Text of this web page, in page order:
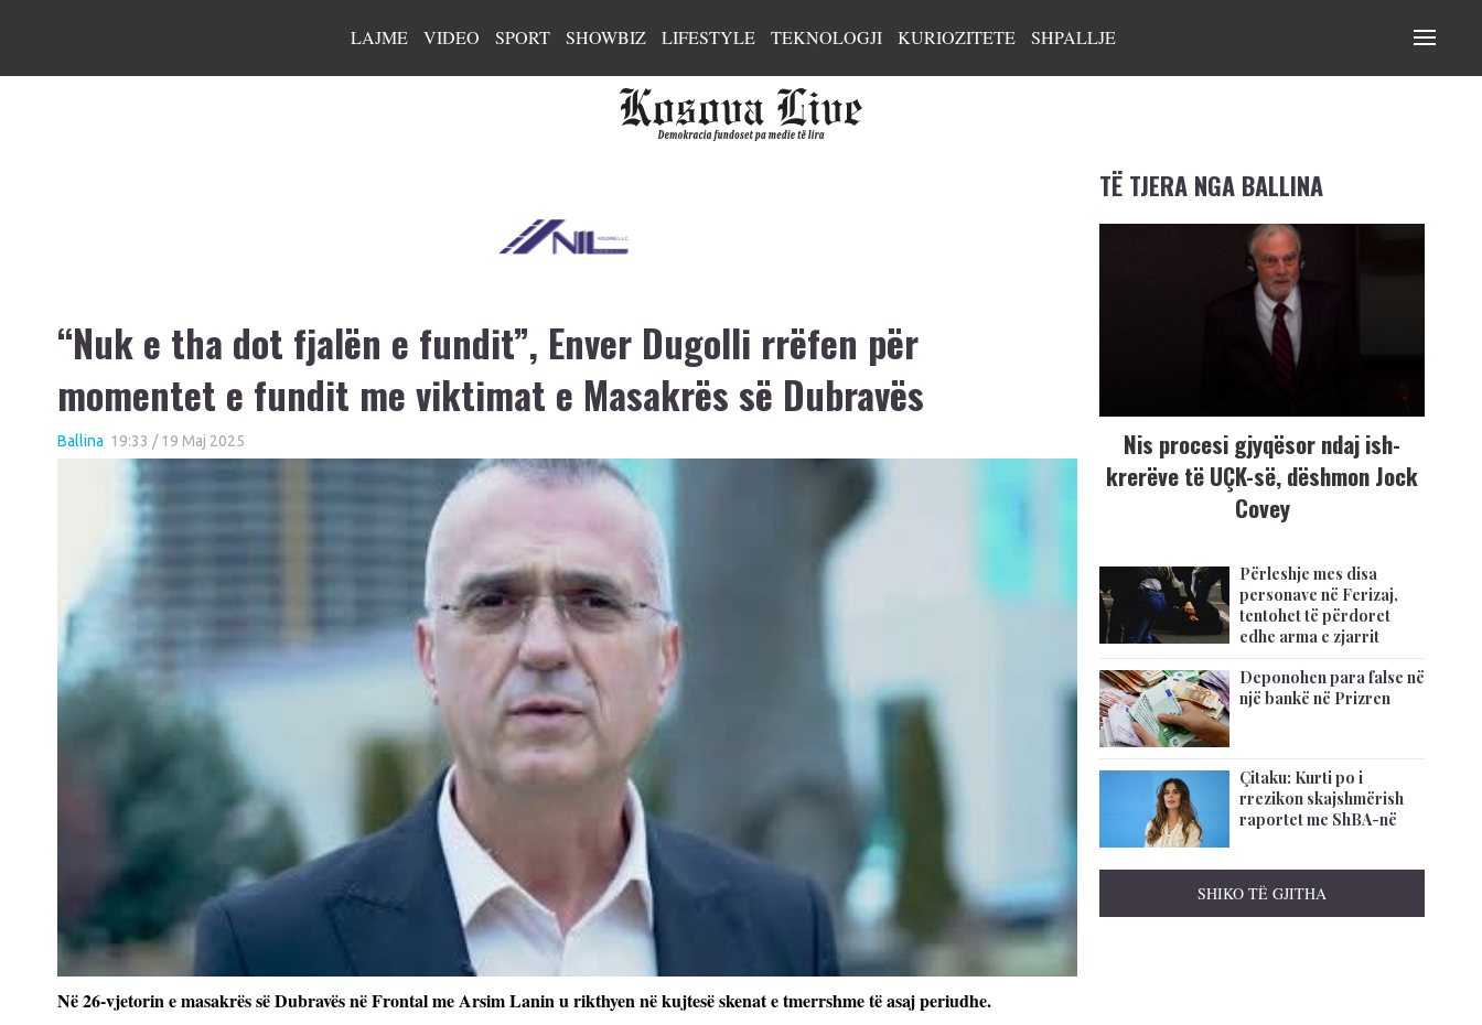
LAJME VIDEO SPORT SHOWBIZ LIFESTYLE TEKNOLOGJI KURIOZITETE SHPALLJE
“Nuk e tha dot fjalën e fundit”, Enver Dugolli rrëfen për
momentet e fundit me viktimat e Masakrës së Dubravës
Ballina 19:33 / 19 Maj 2025
Në 26-vjetorin e masakrës së Dubravës në Frontal me Arsim Lanin u rikthyen në kujtesë skenat e tmerrshme të asaj periudhe.
TË TJERA NGA BALLINA
Nis procesi gjyqësor ndaj ish-
krerëve të UÇK-së, dëshmon Jock
Covey
Përleshje mes disa
personave në Ferizaj,
tentohet të përdoret
edhe arma e zjarrit
Deponohen para false në
një bankë në Prizren
Çitaku: Kurti po i
rrezikon skajshmërish
raportet me ShBA-në
SHIKO TË GJITHA